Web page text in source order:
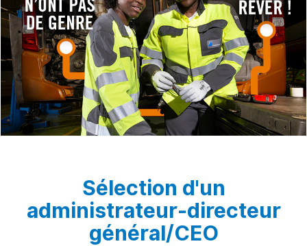
Sélection d'un
administrateur-directeur
général/CEO